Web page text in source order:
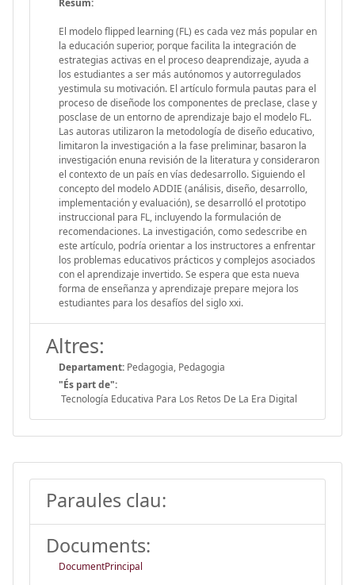
Resum:
El modelo flipped learning (FL) es cada vez más popular en
la educación superior, porque facilita la integración de
estrategias activas en el proceso deaprendizaje, ayuda a
los estudiantes a ser más autónomos y autorregulados
yestimula su motivación. El artículo formula pautas para el
proceso de diseñode los componentes de preclase, clase y
posclase de un entorno de aprendizaje bajo el modelo FL.
Las autoras utilizaron la metodología de diseño educativo,
limitaron la investigación a la fase preliminar, basaron la
investigación enuna revisión de la literatura y consideraron
el contexto de un país en vías dedesarrollo. Siguiendo el
concepto del modelo ADDIE (análisis, diseño, desarrollo,
implementación y evaluación), se desarrolló el prototipo
instruccional para FL, incluyendo la formulación de
recomendaciones. La investigación, como sedescribe en
este artículo, podría orientar a los instructores a enfrentar
los problemas educativos prácticos y complejos asociados
con el aprendizaje invertido. Se espera que esta nueva
forma de enseñanza y aprendizaje prepare mejora los
estudiantes para los desafíos del siglo xxi.
Altres:
Departament: Pedagogia, Pedagogia
"És part de":
Tecnología Educativa Para Los Retos De La Era Digital
Paraules clau:
Documents:
DocumentPrincipal